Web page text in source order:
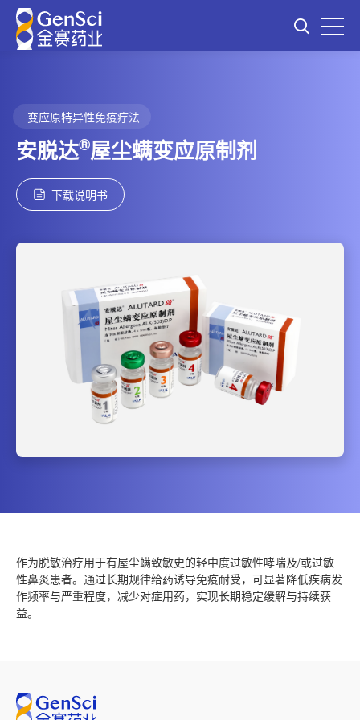
变应原特异性免疫疗法
安脱达®屋尘螨变应原制剂
下载说明书
作为脱敏治疗用于有屋尘螨致敏史的轻中度过敏性哮喘及/或过敏
性鼻炎患者。通过长期规律给药诱导免疫耐受，可显著降低疾病发
作频率与严重程度，减少对症用药，实现长期稳定缓解与持续获
益。